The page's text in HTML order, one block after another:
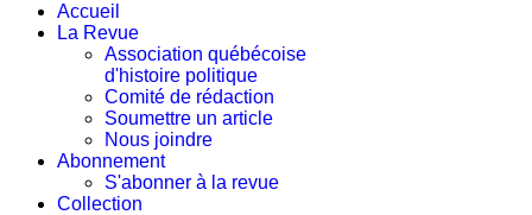
Accueil
La Revue
Association québécoise
d'histoire politique
Comité de rédaction
Soumettre un article
Nous joindre
Abonnement
S'abonner à la revue
Collection